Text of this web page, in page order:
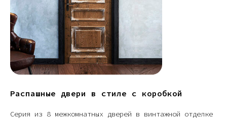
Распашные двери в стиле с коробкой
Серия из 8 межкомнатных дверей в винтажной отделке